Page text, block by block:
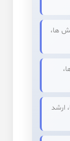
ها،
ارشد